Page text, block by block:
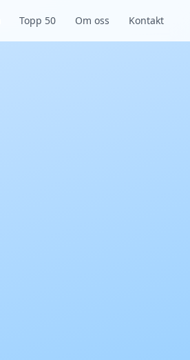
Topp 50 Om oss Kontakt